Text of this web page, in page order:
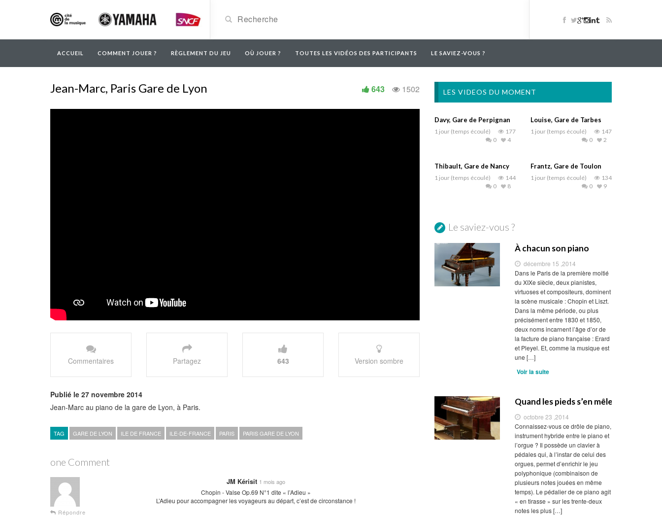
ACCUEIL COMMENT JOUER ? RÈGLEMENT DU JEU OÙ JOUER ? TOUTES LES VIDÉOS DES PARTICIPANTS LE SAVIEZ-VOUS ?
Jean-Marc, Paris Gare de Lyon 1502
643
Commentaires Partagez 643 Version sombre
Publié le 27 novembre 2014
Jean-Marc au piano de la gare de Lyon, à Paris.
TAG GARE DE LYON ILE DE FRANCE ILE-DE-FRANCE PARIS PARIS GARE DE LYON
one Comment
JM Kérisit 1 mois ago
Chopin - Valse Op.69 N°1 dite « l’Adieu »
L’Adieu pour accompagner les voyageurs au départ, c’est de circonstance !
Répondre
LES VIDEOS DU MOMENT
Davy, Gare de Perpignan
1 jour (temps écoulé)
177
4
0
Louise, Gare de Tarbes
1 jour (temps écoulé)
147
2
0
Thibault, Gare de Nancy
1 jour (temps écoulé)
144
8
0
Frantz, Gare de Toulon
1 jour (temps écoulé)
134
9
0
Le saviez-vous ?
À chacun son piano
décembre 15 ,2014
Dans le Paris de la première moitié
du XIXe siècle, deux pianistes,
virtuoses et compositeurs, dominent
la scène musicale : Chopin et Liszt.
Dans la même période, ou plus
précisément entre 1830 et 1850,
deux noms incarnent l’âge d’or de
la facture de piano française : Erard
et Pleyel. Et, comme la musique est
une […]
Voir la suite
Quand les pieds s’en mêlent
octobre 23 ,2014
Connaissez-vous ce drôle de piano,
instrument hybride entre le piano et
l’orgue ? Il possède un clavier à
pédales qui, à l’instar de celui des
orgues, permet d’enrichir le jeu
polyphonique (combinaison de
plusieurs notes jouées en même
temps). Le pédalier de ce piano agit
« en tirasse » sur les trente-deux
notes les plus […]